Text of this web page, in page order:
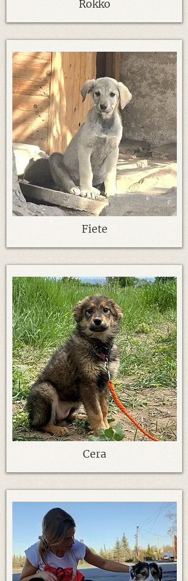
Rokko
Fiete
Cera